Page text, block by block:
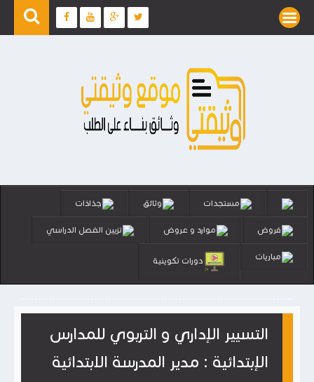
مستجدات وثائق جذاذات
فروض موارد و عروض تزيين الفصل الدراسي
مباريات دورات تكوينية
التسيير الإداري و التربوي للمدارس
الإبتدائية : مدير المدرسة الابتدائية